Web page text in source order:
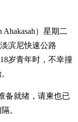
）星期二
滨尼快速公路
岁青年时，不幸撞
备就绪，请柬也已
。